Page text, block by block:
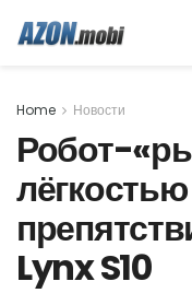
Home Новости
Робот-
Lynx S10